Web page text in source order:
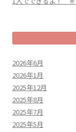
2026年6月
2026年1月
2025年12月
2025年8月
2025年7月
2025年5月